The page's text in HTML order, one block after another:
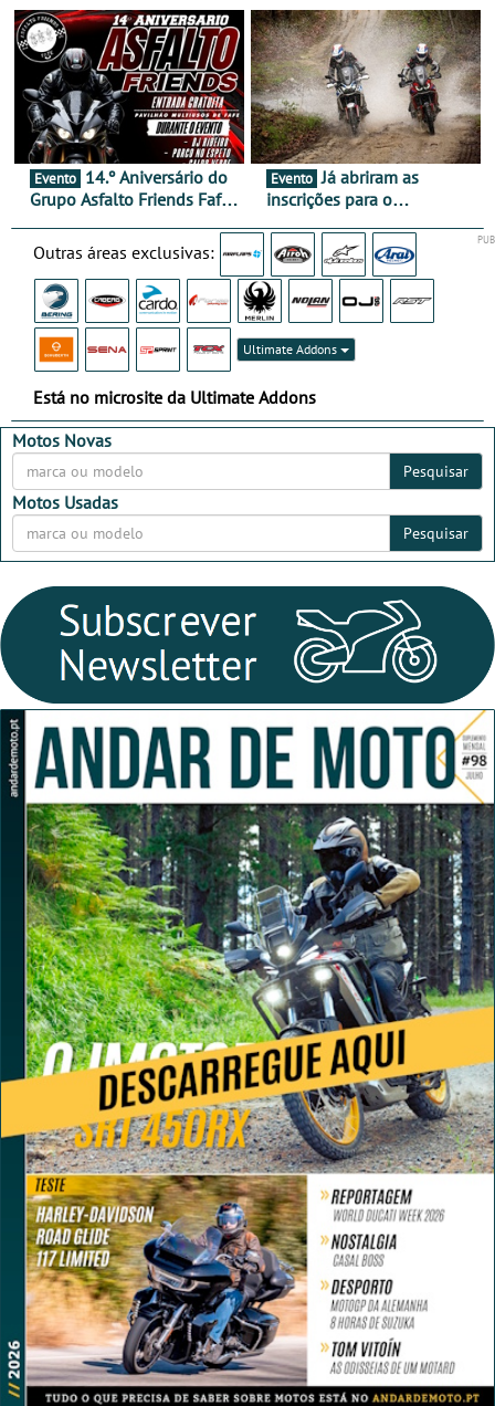
16 de agosto
duas rodas invade o Baixo
Alentejo
Evento
Grupo Asfalto Friends Fafe,
2026
Evento Já abriram as
inscrições para o
2026
Outras áreas exclusivas:
Ultimate Addons
Está no microsite da Ultimate Addons
Motos Novas
Pesquisar
Motos Usadas
Pesquisar